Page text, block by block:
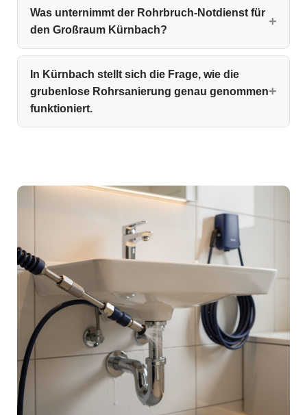
Was unternimmt der Rohrbruch-Notdienst für
den Großraum Kürnbach?
In Kürnbach stellt sich die Frage, wie die
grubenlose Rohrsanierung genau genommen
funktioniert.